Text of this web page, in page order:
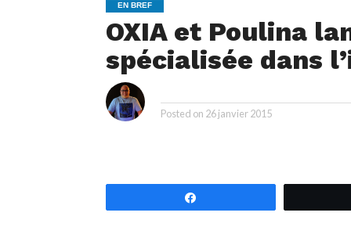
EN BREF
OXIA et Poulina
spécialisée dans
Posted on 26 janvier 2015